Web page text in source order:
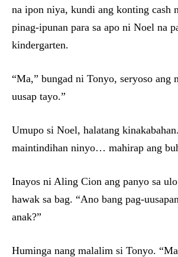
na ipon niya, kundi ang konting cash
pinag-ipunan para sa apo ni Noel na
kindergarten.
“Ma,” bungad ni Tonyo, seryoso ang
uusap tayo.”
Umupo si Noel, halatang
maintindihan ninyo… mahirap ang
Inayos ni Aling Cion ang panyo sa
hawak sa bag. “Ano bang pag-
anak?”
Huminga nang malalim si Tonyo.